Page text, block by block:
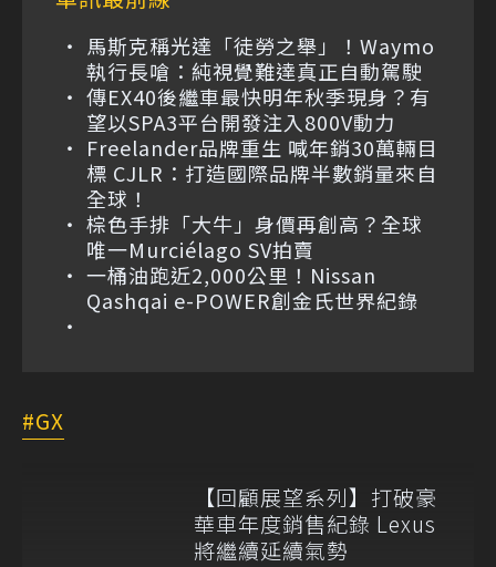
馬斯克稱光達「徒勞之舉」！Waymo
執行長嗆：純視覺難達真正自動駕駛
傳EX40後繼車最快明年秋季現身？有
望以SPA3平台開發注入800V動力
Freelander品牌重生 喊年銷30萬輛目
標 CJLR：打造國際品牌半數銷量來自
全球！
棕色手排「大牛」身價再創高？全球
唯一Murciélago SV拍賣
一桶油跑近2,000公里！Nissan
Qashqai e-POWER創金氏世界紀錄
GX
【回顧展望系列】打破豪
華車年度銷售紀錄 Lexus
將繼續延續氣勢